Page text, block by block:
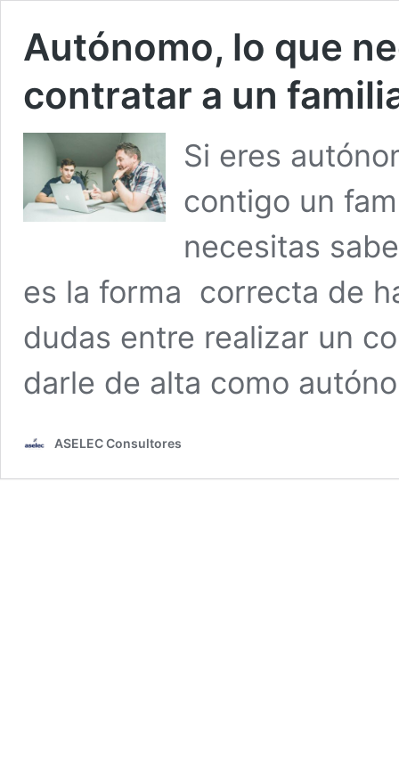
Autónomo, lo que
contratar a un
Si eres
contigo un
necesitas
es la forma correcta de
dudas entre realizar un
darle de alta como
ASELEC Consultores